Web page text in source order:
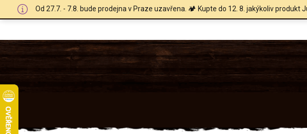
Od 27.7. - 7.8. bude prodejna v Praze uzavřena. 🏕️ Kupte do 12. 8. jakýkoliv produkt